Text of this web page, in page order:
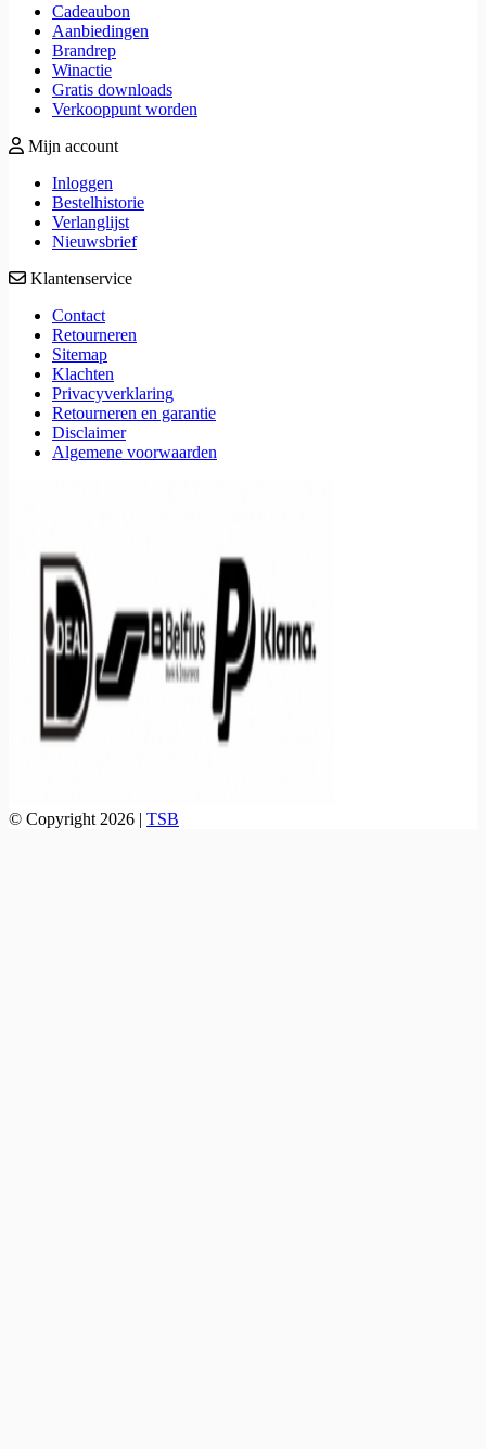
Cadeaubon
Aanbiedingen
Brandrep
Winactie
Gratis downloads
Verkooppunt worden
Mijn account
Inloggen
Bestelhistorie
Verlanglijst
Nieuwsbrief
Klantenservice
Contact
Retourneren
Sitemap
Klachten
Privacyverklaring
Retourneren en garantie
Disclaimer
Algemene voorwaarden
© Copyright 2026 | TSB